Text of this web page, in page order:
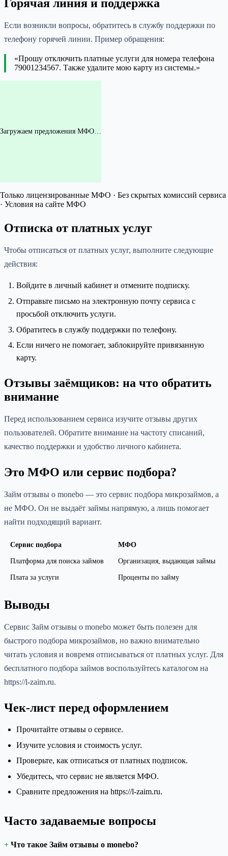
Горячая линия и поддержка
Если возникли вопросы, обратитесь в службу поддержки по
телефону горячей линии. Пример обращения:
«Прошу отключить платные услуги для номера телефона
79001234567. Также удалите мою карту из системы.»
Загружаем предложения МФО…
Только лицензированные МФО · Без скрытых комиссий сервиса
· Условия на сайте МФО
Отписка от платных услуг
Чтобы отписаться от платных услуг, выполните следующие
действия:
Войдите в личный кабинет и отмените подписку.
Отправьте письмо на электронную почту сервиса с
просьбой отключить услуги.
Обратитесь в службу поддержки по телефону.
Если ничего не помогает, заблокируйте привязанную
карту.
Отзывы заёмщиков: на что обратить
внимание
Перед использованием сервиса изучите отзывы других
пользователей. Обратите внимание на частоту списаний,
качество поддержки и удобство личного кабинета.
Это МФО или сервис подбора?
Займ отзывы о monebo — это сервис подбора микрозаймов, а
не МФО. Он не выдаёт займы напрямую, а лишь помогает
найти подходящий вариант.
Сервис подбора МФО
Платформа для поиска займов Организация, выдающая займы
Плата за услуги Проценты по займу
Выводы
Сервис Займ отзывы о monebo может быть полезен для
быстрого подбора микрозаймов, но важно внимательно
читать условия и вовремя отписываться от платных услуг. Для
бесплатного подбора займов воспользуйтесь каталогом на
https://l-zaim.ru.
Чек-лист перед оформлением
Прочитайте отзывы о сервисе.
Изучите условия и стоимость услуг.
Проверьте, как отписаться от платных подписок.
Убедитесь, что сервис не является МФО.
Сравните предложения на https://l-zaim.ru.
Часто задаваемые вопросы
Что такое Займ отзывы о monebo?